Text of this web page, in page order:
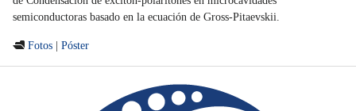
semiconductoras basado en la ecuación de Gross-Pitaevskii.
 Fotos Póster